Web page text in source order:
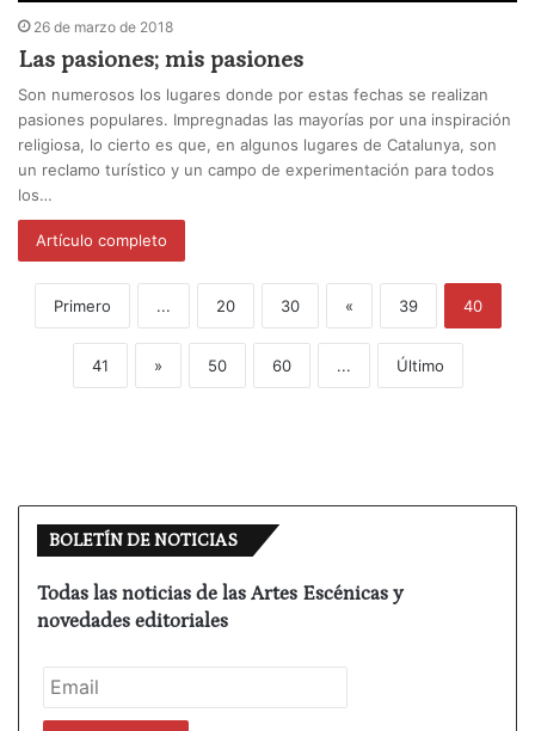
26 de marzo de 2018
Las pasiones; mis pasiones
Son numerosos los lugares donde por estas fechas se realizan
pasiones populares. Impregnadas las mayorías por una inspiración
religiosa, lo cierto es que, en algunos lugares de Catalunya, son
un reclamo turístico y un campo de experimentación para todos
los…
Artículo completo
Primero ... 20 30 « 39 40
41 » 50 60 ... Último
BOLETÍN DE NOTICIAS
Todas las noticias de las Artes Escénicas y
novedades editoriales